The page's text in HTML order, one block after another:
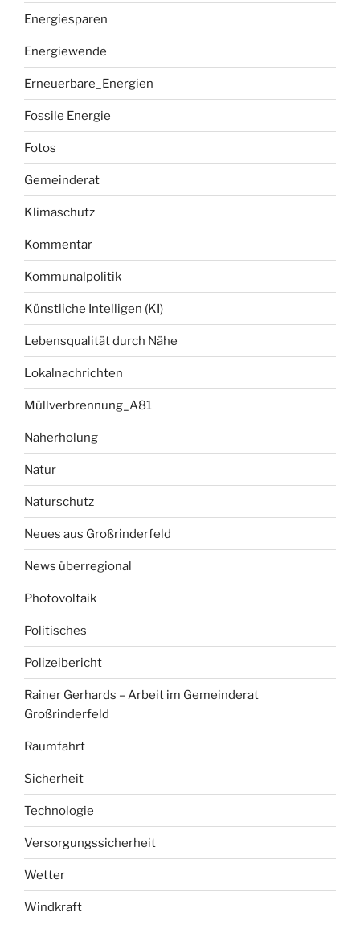
Energiesparen
Energiewende
Erneuerbare_Energien
Fossile Energie
Fotos
Gemeinderat
Klimaschutz
Kommentar
Kommunalpolitik
Künstliche Intelligen (KI)
Lebensqualität durch Nähe
Lokalnachrichten
Müllverbrennung_A81
Naherholung
Natur
Naturschutz
Neues aus Großrinderfeld
News überregional
Photovoltaik
Politisches
Polizeibericht
Rainer Gerhards – Arbeit im Gemeinderat
Großrinderfeld
Raumfahrt
Sicherheit
Technologie
Versorgungssicherheit
Wetter
Windkraft